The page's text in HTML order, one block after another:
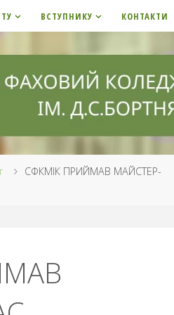
ВСТУПНИКУ КОНТАКТИ
СФКМІК ПРИЙМАВ МАЙСТЕР-